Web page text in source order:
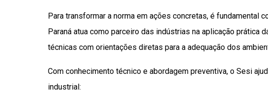
Para transformar a norma em ações concretas, é fundamental
Paraná atua como parceiro das indústrias na aplicação prática
técnicas com orientações diretas para a adequação dos
Com conhecimento técnico e abordagem preventiva, o Sesi
industrial: